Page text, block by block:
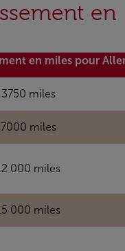
en
en miles pour
3750 miles
7000 miles
000 miles
000 miles